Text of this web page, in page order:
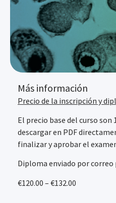
Más información
Precio de la inscripción y
El precio base del curso son
descargar en PDF
finalizar y aprobar el
Diploma enviado por correo
€120.00 – €132.00